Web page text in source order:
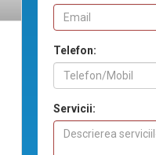
Telefon:
Servicii: